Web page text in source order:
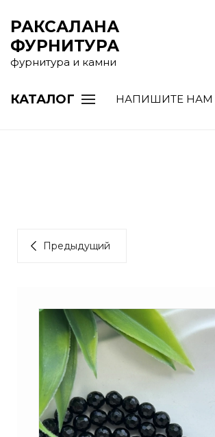
РАКСАЛАНА
ФУРНИТУРА
фурнитура и камни
КАТАЛОГ НАПИШИТЕ НАМ
Предыдущий